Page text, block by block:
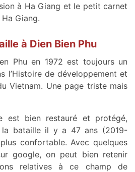
à Ha Giang et le petit carnet
Giang.
à Dien Bien Phu
Phu en 1972 est toujours un
l’Histoire de développement et
Vietnam. Une page triste mais
est bien restauré et protégé,
la bataille il y a 47 ans (2019-
confortable. Avec quelques
google, on peut bien retenir
relatives à ce champ de